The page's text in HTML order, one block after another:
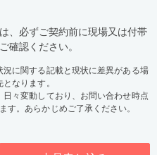
、必ずご契約前に現場又は付帯
確認ください。
に関する記載と現状に差異がある場
なります。
々変動しており、お問い合わせ時点
す。あらかじめご了承ください。